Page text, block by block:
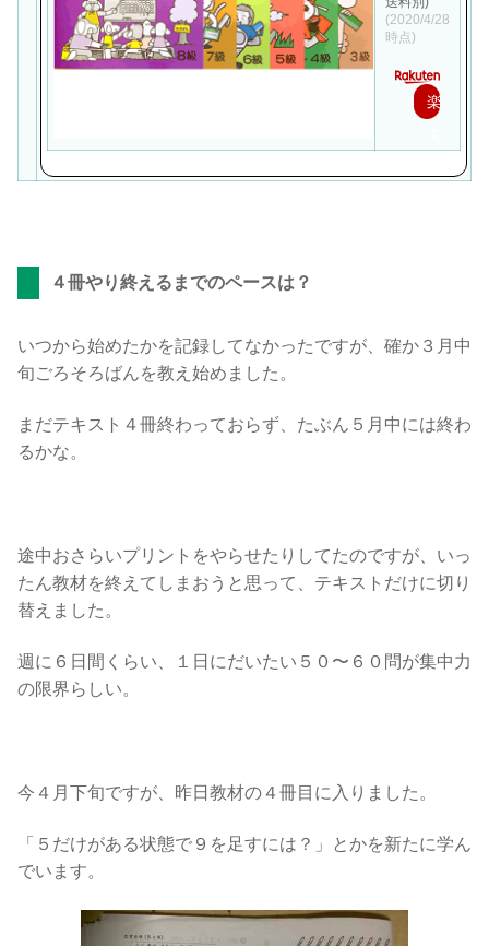
(2020/4/28
時点)
楽
４冊やり終えるまでのペースは？
いつから始めたかを記録してなかったですが、確か３月中
旬ごろそろばんを教え始めました。
まだテキスト４冊終わっておらず、たぶん５月中には終わ
るかな。
途中おさらいプリントをやらせたりしてたのですが、いっ
たん教材を終えてしまおうと思って、テキストだけに切り
替えました。
週に６日間くらい、１日にだいたい５０〜６０問が集中力
の限界らしい。
今４月下旬ですが、昨日教材の４冊目に入りました。
「５だけがある状態で９を足すには？」とかを新たに学ん
でいます。